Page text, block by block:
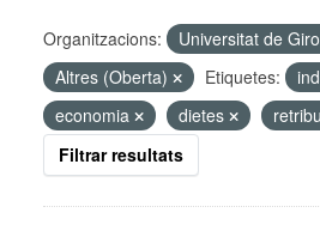
Organitzacions: Universitat de
Altres (Oberta)
Etiquetes:
economia
dietes
Filtrar resultats